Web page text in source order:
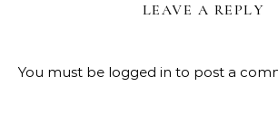
LEAVE A REPLY
You must be logged in to post a